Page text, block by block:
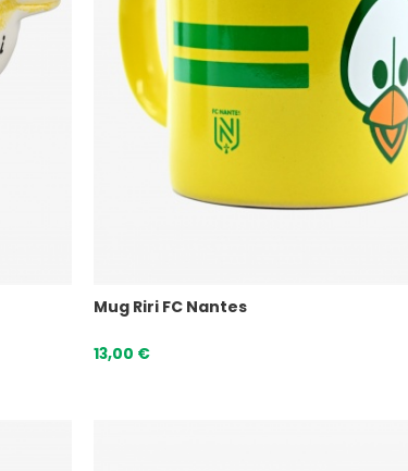
Mug Riri FC Nantes
13,00 €